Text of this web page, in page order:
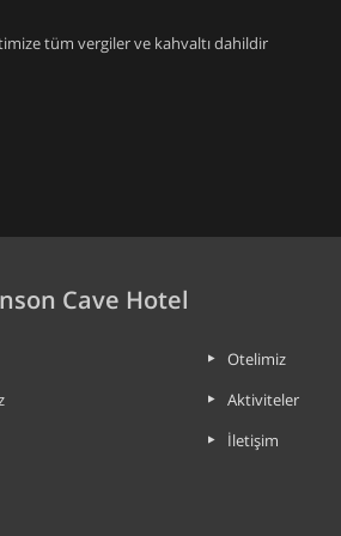
tüm vergiler ve kahvaltı dahildir
Cave Hotel
Otelimiz
Aktiviteler
İletişim